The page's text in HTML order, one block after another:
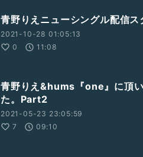
青野りえニューシングル配信ス
2021-10-28 01:05:13
0
11:08
青野りえ&hums『one』に頂
た。Part2
2021-05-23 23:05:59
7
09:10